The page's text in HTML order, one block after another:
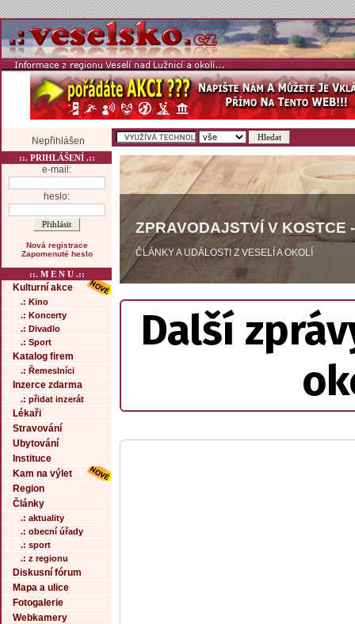
Nepřihlášen
::. PRIHLÁŠENÍ .::
e-mail:
heslo:
Nová registrace
Zapomenuté heslo
::. M E N U .::
Kulturní akce
.: Kino
.: Koncerty
.: Divadlo
.: Sport
Katalog firem
.: Řemeslníci
Inzerce zdarma
.: přidat inzerát
Lékaři
Stravování
Ubytování
Instituce
Kam na výlet
Region
Články
.: aktuality
.: obecní úřady
.: sport
.: z regionu
Diskusní fórum
Mapa a ulice
Fotogalerie
Webkamery
ZPRAVODAJSTVÍ V KOSTCE
ČLÁNKY A UDÁLOSTI Z VESELÍ A OKOLÍ
Další